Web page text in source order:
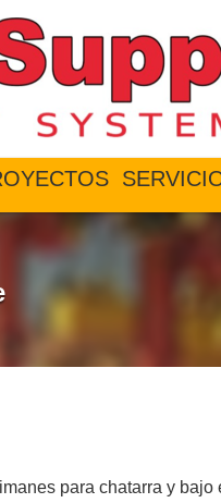
para chatarra y bajo